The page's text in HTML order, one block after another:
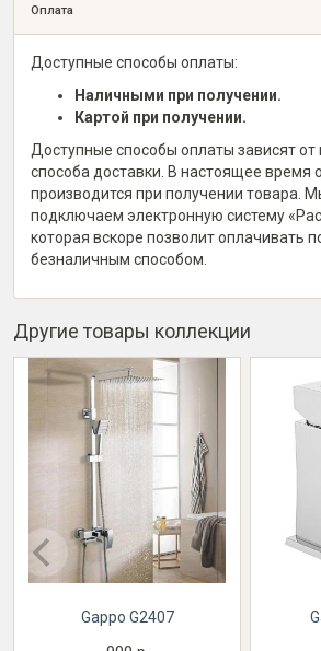
Оплата
Доступные способы оплаты:
Наличными при получении.
Картой при получении.
Доступные способы оплаты зависят от
способа доставки. В настоящее время
производится при получении товара.
подключаем электронную систему
которая вскоре позволит оплачивать
безналичным способом.
Другие товары коллекции
Gappo G2407